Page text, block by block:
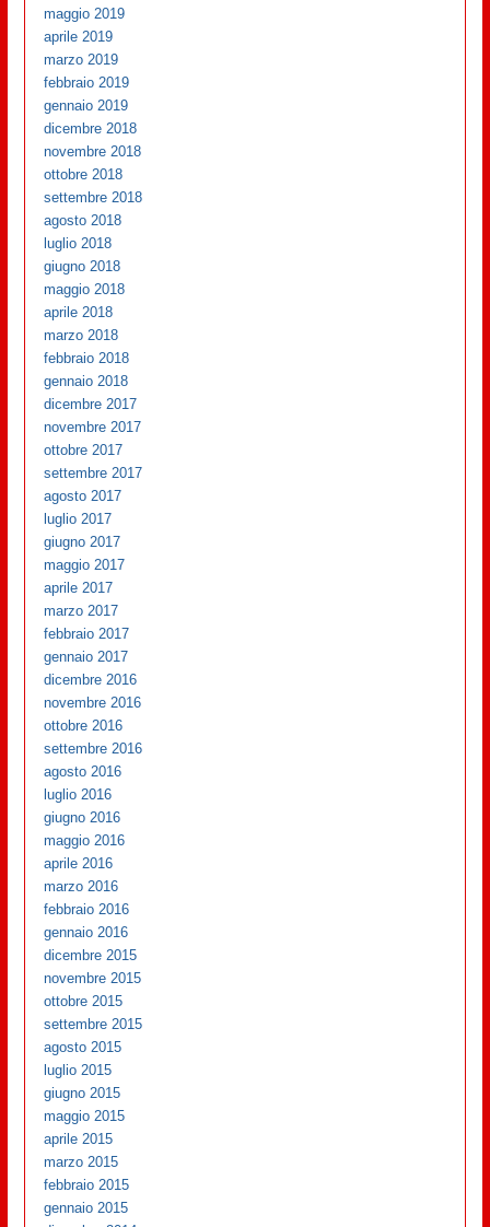
maggio 2019
aprile 2019
marzo 2019
febbraio 2019
gennaio 2019
dicembre 2018
novembre 2018
ottobre 2018
settembre 2018
agosto 2018
luglio 2018
giugno 2018
maggio 2018
aprile 2018
marzo 2018
febbraio 2018
gennaio 2018
dicembre 2017
novembre 2017
ottobre 2017
settembre 2017
agosto 2017
luglio 2017
giugno 2017
maggio 2017
aprile 2017
marzo 2017
febbraio 2017
gennaio 2017
dicembre 2016
novembre 2016
ottobre 2016
settembre 2016
agosto 2016
luglio 2016
giugno 2016
maggio 2016
aprile 2016
marzo 2016
febbraio 2016
gennaio 2016
dicembre 2015
novembre 2015
ottobre 2015
settembre 2015
agosto 2015
luglio 2015
giugno 2015
maggio 2015
aprile 2015
marzo 2015
febbraio 2015
gennaio 2015